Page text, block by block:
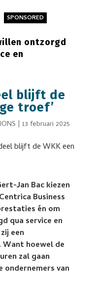
SPONSORED
ontzorgd
en
blijft de
troef’
| 13 februari 2025
Jan Bac kiezen
Business
én om
qua service en
een
hoewel de
zal gaan
van